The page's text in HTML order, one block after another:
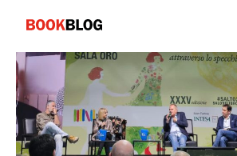
contenuto
Bookblog